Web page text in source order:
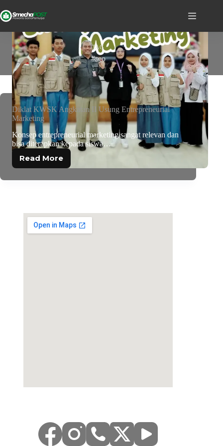
TAG
#seo
Diklat KWSK Angkatan II Usung Entrepreneurial
Marketing
Konsep entrepreneurial marketing sangat relevan dan
bisa diterapkan kepada siswa…
Read More